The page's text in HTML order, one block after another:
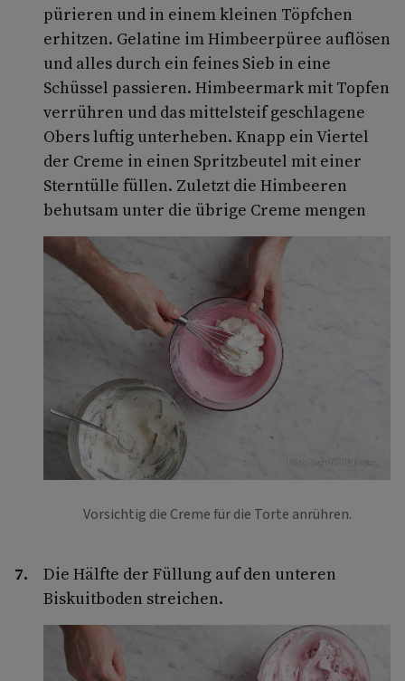
pürieren und in einem kleinen Töpfchen
erhitzen. Gelatine im Himbeerpüree auflösen
und alles durch ein feines Sieb in eine
Schüssel passieren. Himbeermark mit Topfen
verrühren und das mittelsteif geschlagene
Obers luftig unterheben. Knapp ein Viertel
der Creme in einen Spritzbeutel mit einer
Sterntülle füllen. Zuletzt die Himbeeren
behutsam unter die übrige Creme mengen
Foto: Eisenhut & Mayer
Vorsichtig die Creme für die Torte anrühren.
Die Hälfte der Füllung auf den unteren
Biskuitboden streichen.